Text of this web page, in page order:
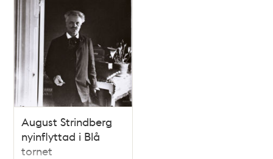
August Strindberg
nyinflyttad i Blå
tornet